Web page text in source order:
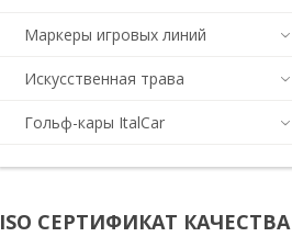
Маркеры игровых линий
Искусственная трава
Гольф-кары ItalCar
ISO СЕРТИФИКАТ КАЧЕСТВА